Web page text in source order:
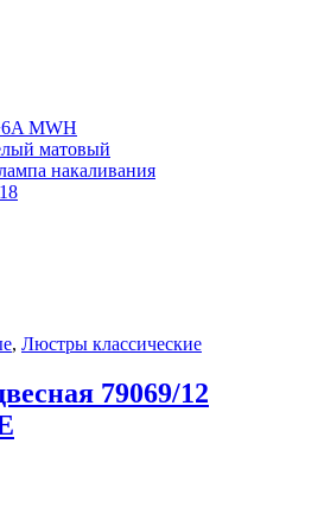
MWH
матовый
накаливания
, Люстры классические
79069/12